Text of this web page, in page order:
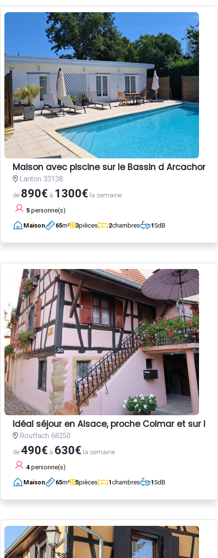
Maison avec piscine sur le Bassin d Arcachon
Lanton 33138
de 890€ à 1300€ la semaine
5 personne(s)
Maison 65m² 3pièces 2chambres 1SdB
Idéal séjour en Alsace, proche Colmar et sur la
Rouffach 68250
de490€ à 630€ la semaine
4 personne(s)
Maison 65m² 5pièces 1chambres 1SdB